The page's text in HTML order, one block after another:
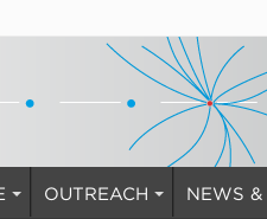
OUTREACH NEWS &